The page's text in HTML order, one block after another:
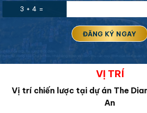
3 + 4 =
VỊ TRÍ
Vị trí chiến lược tại dự án The
An